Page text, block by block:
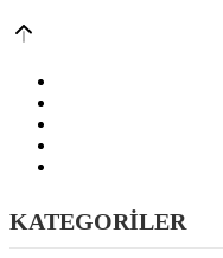
KATEGORİLER